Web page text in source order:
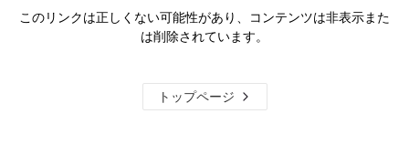
このリンクは正しくない可能性があり、コンテンツは非表示また
は削除されています。
トップページ